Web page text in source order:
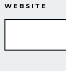
WEBSITE